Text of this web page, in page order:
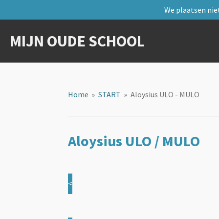
direct
de
We plaatsen
MIJN OUDE SCHOOL
Home » START » Aloysius ULO - MULO
Aloysius ULO / MULO
<